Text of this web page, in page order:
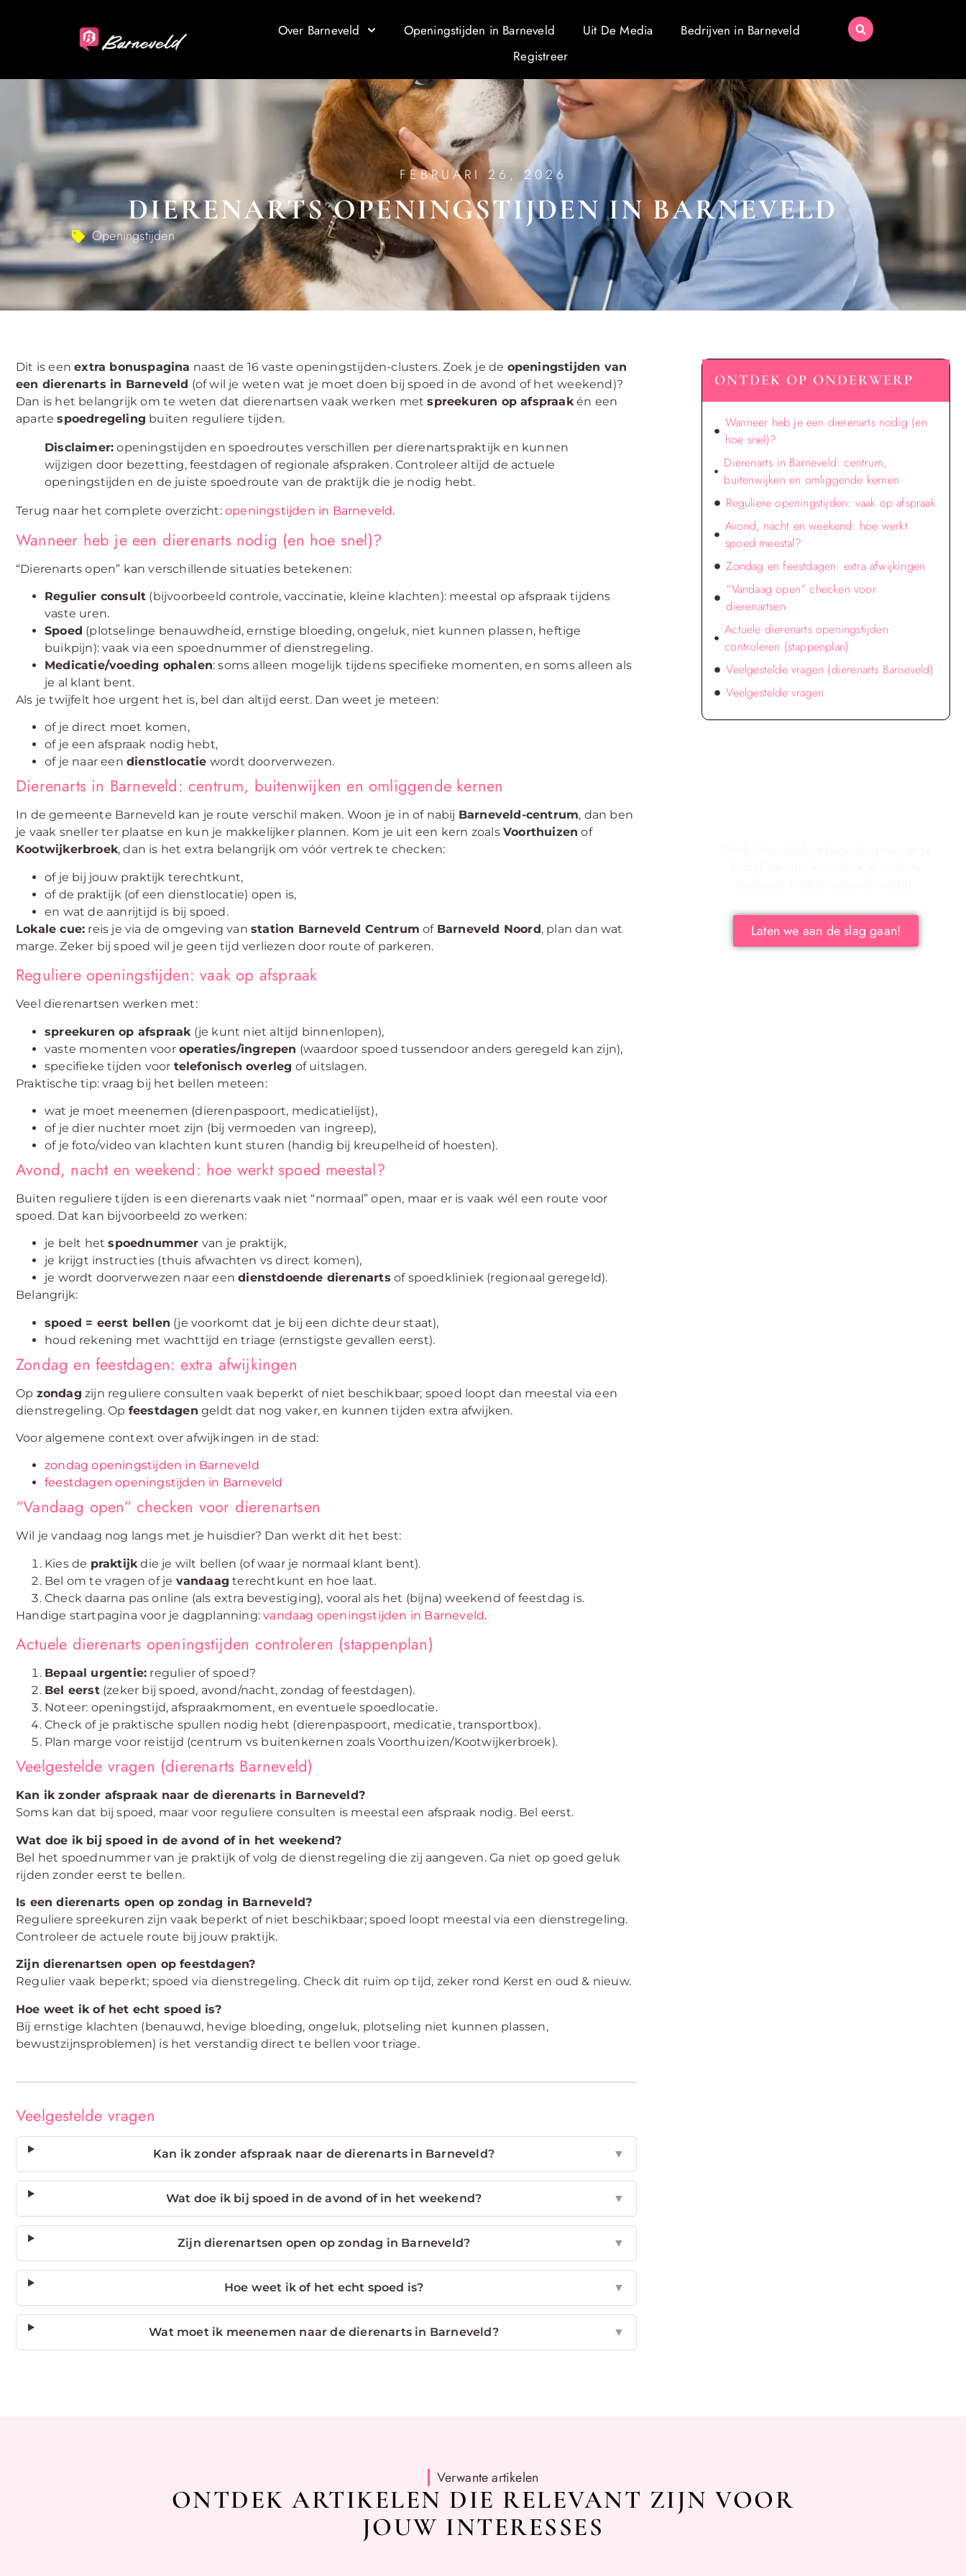
Over Barneveld Openingstijden in Barneveld Uit De Media
Bedrijven in Barneveld
Registreer
FEBRUARI 26, 2026
DIERENARTS OPENINGSTIJDEN IN BARNEVELD
Openingstijden
Dit is eenextra bonuspagina naast de 16 vaste openingstijden-clusters. Zoek je de openingstijden van
een dierenarts in Barneveld (of wil je weten wat je moet doen bij spoed in de avond of het weekend)?
Dan is het belangrijk om te weten dat dierenartsen vaak werken metspreekuren op afspraakén een
apartespoedregeling buiten reguliere tijden.
Disclaimer: openingstijden en spoedroutes verschillen per dierenartspraktijk en kunnen
wijzigen door bezetting, feestdagen of regionale afspraken. Controleer altijd de actuele
openingstijden en de juiste spoedroute van de praktijk die je nodig hebt.
Terug naar het complete overzicht: openingstijden in Barneveld.
Wanneer heb je een dierenarts nodig (en hoe snel)?
“Dierenarts open” kan verschillende situaties betekenen:
Regulier consult (bijvoorbeeld controle, vaccinatie, kleine klachten): meestal op afspraak tijdens
vaste uren.
Spoed (plotselinge benauwdheid, ernstige bloeding, ongeluk, niet kunnen plassen, heftige
buikpijn): vaak via een spoednummer of dienstregeling.
Medicatie/voeding ophalen: soms alleen mogelijk tijdens specifieke momenten, en soms alleen als
je al klant bent.
Als je twijfelt hoe urgent het is, bel dan altijd eerst. Dan weet je meteen:
of je direct moet komen,
of je een afspraak nodig hebt,
of je naar een dienstlocatie wordt doorverwezen.
Dierenarts in Barneveld: centrum, buitenwijken en omliggende kernen
In de gemeente Barneveld kan je route verschil maken. Woon je in of nabij Barneveld-centrum, dan ben
je vaak sneller ter plaatse en kun je makkelijker plannen. Kom je uit een kern zoalsVoorthuizen of
Kootwijkerbroek, dan is het extra belangrijk om vóór vertrek te checken:
of je bij jouw praktijk terechtkunt,
of de praktijk (of een dienstlocatie) open is,
en wat de aanrijtijd is bij spoed.
Lokale cue: reis je via de omgeving vanstation Barneveld Centrum of Barneveld Noord, plan dan wat
marge. Zeker bij spoed wil je geen tijd verliezen door route of parkeren.
Reguliere openingstijden: vaak op afspraak
Veel dierenartsen werken met:
spreekuren op afspraak (je kunt niet altijd binnenlopen),
vaste momenten voor operaties/ingrepen (waardoor spoed tussendoor anders geregeld kan zijn),
specifieke tijden voor telefonisch overleg of uitslagen.
Praktische tip: vraag bij het bellen meteen:
wat je moet meenemen (dierenpaspoort, medicatielijst),
of je dier nuchter moet zijn (bij vermoeden van ingreep),
of je foto/video van klachten kunt sturen (handig bij kreupelheid of hoesten).
Avond, nacht en weekend: hoe werkt spoed meestal?
Buiten reguliere tijden is een dierenarts vaak niet “normaal” open, maar er is vaak wél een route voor
spoed. Dat kan bijvoorbeeld zo werken:
je belt hetspoednummer van je praktijk,
je krijgt instructies (thuis afwachten vs direct komen),
je wordt doorverwezen naar eendienstdoende dierenarts of spoedkliniek (regionaal geregeld).
Belangrijk:
spoed = eerst bellen (je voorkomt dat je bij een dichte deur staat),
houd rekening met wachttijd en triage (ernstigste gevallen eerst).
Zondag en feestdagen: extra afwijkingen
Op zondag zijn reguliere consulten vaak beperkt of niet beschikbaar; spoed loopt dan meestal via een
dienstregeling. Op feestdagen geldt dat nog vaker, en kunnen tijden extra afwijken.
Voor algemene context over afwijkingen in de stad:
zondag openingstijden in Barneveld
feestdagen openingstijden in Barneveld
“Vandaag open” checken voor dierenartsen
Wil je vandaag nog langs met je huisdier? Dan werkt dit het best:
Kies de praktijkdie je wilt bellen (of waar je normaal klant bent).
Bel om te vragen of je vandaag terechtkunt en hoe laat.
Check daarna pas online (als extra bevestiging), vooral als het (bijna) weekend of feestdag is.
Handige startpagina voor je dagplanning:vandaag openingstijden in Barneveld.
Actuele dierenarts openingstijden controleren (stappenplan)
Bepaal urgentie: regulier of spoed?
Bel eerst(zeker bij spoed, avond/nacht, zondag of feestdagen).
Noteer: openingstijd, afspraakmoment, en eventuele spoedlocatie.
Check of je praktische spullen nodig hebt (dierenpaspoort, medicatie, transportbox).
Plan marge voor reistijd (centrum vs buitenkernen zoals Voorthuizen/Kootwijkerbroek).
Veelgestelde vragen (dierenarts Barneveld)
Kan ik zonder afspraak naar de dierenarts in Barneveld?
Soms kan dat bij spoed, maar voor reguliere consulten is meestal een afspraak nodig. Bel eerst.
Wat doe ik bij spoed in de avond of in het weekend?
Bel het spoednummer van je praktijk of volg de dienstregeling die zij aangeven. Ga niet op goed geluk
rijden zonder eerst te bellen.
Is een dierenarts open op zondag in Barneveld?
Reguliere spreekuren zijn vaak beperkt of niet beschikbaar; spoed loopt meestal via een dienstregeling.
Controleer de actuele route bij jouw praktijk.
Zijn dierenartsen open op feestdagen?
Regulier vaak beperkt; spoed via dienstregeling. Check dit ruim op tijd, zeker rond Kerst en oud & nieuw.
Hoe weet ik of het echt spoed is?
Bij ernstige klachten (benauwd, hevige bloeding, ongeluk, plotseling niet kunnen plassen,
bewustzijnsproblemen) is het verstandig direct te bellen voor triage.
Veelgestelde vragen
Kan ik zonder afspraak naar de dierenarts in Barneveld? ▼
Wat doe ik bij spoed in de avond of in het weekend? ▼
Zijn dierenartsen open op zondag in Barneveld? ▼
Hoe weet ik of het echt spoed is? ▼
Wat moet ik meenemen naar de dierenarts in Barneveld? ▼
ONTDEK OP ONDERWERP
Wanneer heb je een dierenarts nodig (en
hoe snel)?
Dierenarts in Barneveld: centrum,
buitenwijken en omliggende kernen
Reguliere openingstijden: vaak op afspraak
Avond, nacht en weekend: hoe werkt
spoed meestal?
Zondag en feestdagen: extra afwijkingen
“Vandaag open” checken voor
dierenartsen
Actuele dierenarts openingstijden
controleren (stappenplan)
Veelgestelde vragen (dierenarts Barneveld)
Veelgestelde vragen
Laten we aan de slag gaan!
Verwante artikelen
ONTDEK ARTIKELEN DIE RELEVANT ZIJN VOOR
JOUW INTERESSES